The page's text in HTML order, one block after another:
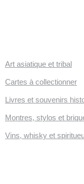
Art asiatique et tribal
Cartes à collectionner
Livres et souvenirs
Montres, stylos et
Vins, whisky et